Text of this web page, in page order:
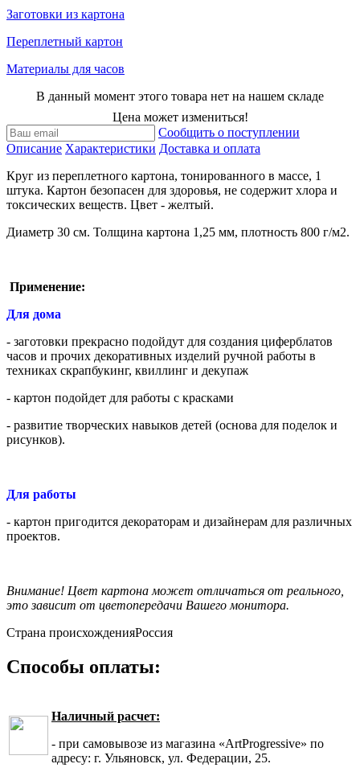
Заготовки из картона
Переплетный картон
Материалы для часов
В данный момент этого товара нет на нашем складе
Цена может измениться!
Сообщить о поступлении
Описание Характеристики Доставка и оплата
Круг из переплетного картона, тонированного в массе, 1
штука. Картон безопасен для здоровья, не содержит хлора и
токсических веществ. Цвет - желтый.
Диаметр 30 см. Толщина картона 1,25 мм, плотность 800 г/м2.
Применение:
Для дома
- заготовки прекрасно подойдут для создания циферблатов
часов и прочих декоративных изделий ручной работы в
техниках скрапбукинг, квиллинг и декупаж
- картон подойдет для работы с красками
- развитие творческих навыков детей (основа для поделок и
рисунков).
Для работы
- картон пригодится декораторам и дизайнерам для различных
проектов.
Внимание! Цвет картона может отличаться от реального,
это зависит от цветопередачи Вашего монитора.
Страна происхожденияРоссия
Способы оплаты:
Наличный расчет:
- при самовывозе из магазина «ArtProgressive» по
адресу: г. Ульяновск, ул. Федерации, 25.